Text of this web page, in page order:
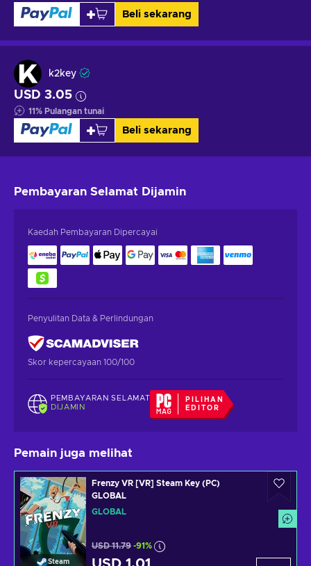
Beli sekarang
k2key
USD 3.05
11% Pulangan tunai
Beli sekarang
Pembayaran Selamat Dijamin
Kaedah Pembayaran Dipercayai
Penyulitan Data & Perlindungan
Skor kepercayaan 100/100
PEMBAYARAN SELAMAT
DIJAMIN
PILIHAN
EDITOR
Pemain juga melihat
Steam
Frenzy VR [VR] Steam Key (PC)
GLOBAL
GLOBAL
USD 11.79 -91%